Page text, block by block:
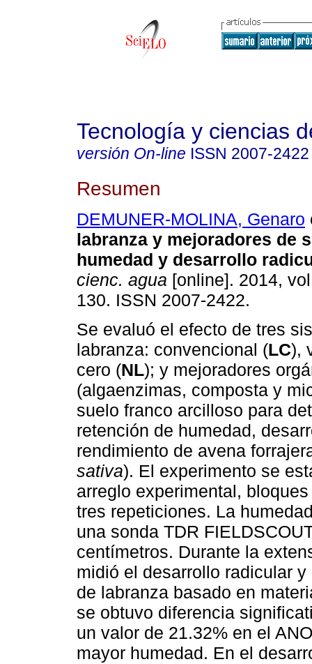
Tecnología y ciencias
versión On-line ISSN 2007-2422
Resumen
DEMUNER-MOLINA, Genaro
labranza y mejoradores de
humedad y desarrollo
cienc. agua [online]. 2014,
130. ISSN 2007-2422.
Se evaluó el efecto de tres
labranza: convencional (LC),
cero (NL); y mejoradores
(algaenzimas, composta y
suelo franco arcilloso para
retención de humedad,
rendimiento de avena
sativa). El experimento se
arreglo experimental,
tres repeticiones. La
una sonda TDR
centímetros. Durante la
midió el desarrollo radicular
de labranza basado en
se obtuvo diferencia
un valor de 21.32% en el
mayor humedad. En el